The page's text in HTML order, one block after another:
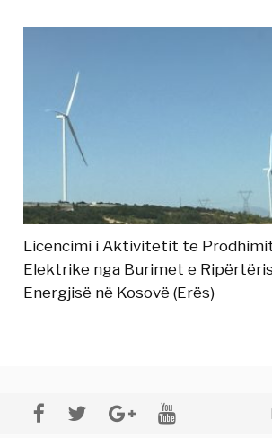
Licencimi i Aktivitetit te
Elektrike nga Burimet e
Energjisë në Kosovë (Erës)